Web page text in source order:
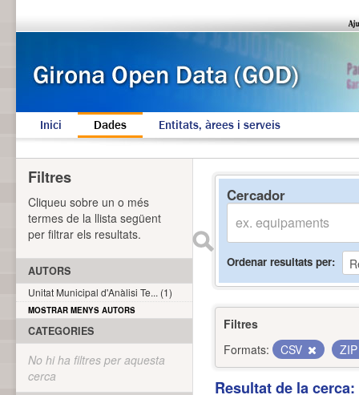
Inici Dades Entitats, àrees i serveis
Cercador
Ordenar resultats per
Filtres
Formats:
CSV
Resultat de la
Filtres
Cliqueu sobre un o més
termes de la llista següent
per filtrar els resultats.
AUTORS
Unitat Municipal d'Anàlisi Te... (1)
MOSTRAR MENYS AUTORS
CATEGORIES
No hi ha filtres per aquesta
cerca